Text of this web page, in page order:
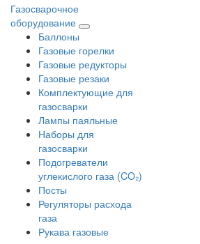
Газосварочное
оборудование
Баллоны
Газовые горелки
Газовые редукторы
Газовые резаки
Комплектующие для
газосварки
Лампы паяльные
Наборы для
газосварки
Подогреватели
углекислого газа (CO₂)
Посты
Регуляторы расхода
газа
Рукава газовые